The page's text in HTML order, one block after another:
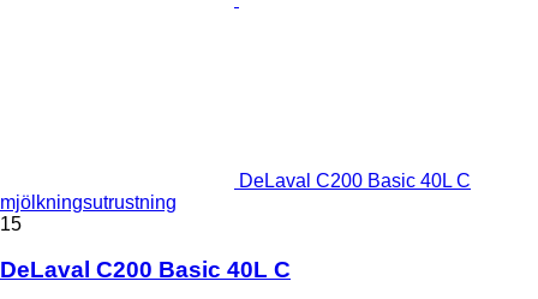
DeLaval C200 Basic 40L C
mjölkningsutrustning
15
DeLaval C200 Basic 40L C